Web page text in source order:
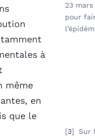
à
même
en
que le
23 mars
pour
3
Sur